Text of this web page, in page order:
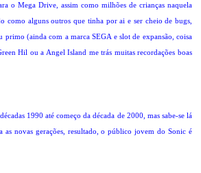
o Mega Drive, assim como milhões de crianças naquela
como alguns outros que tinha por ai e ser cheio de bugs,
(ainda com a marca SEGA e slot de expansão, coisa
Hil ou a Angel Island me trás muitas recordações boas
1990 até começo da década de 2000, mas sabe-se lá
novas gerações, resultado, o público jovem do Sonic é